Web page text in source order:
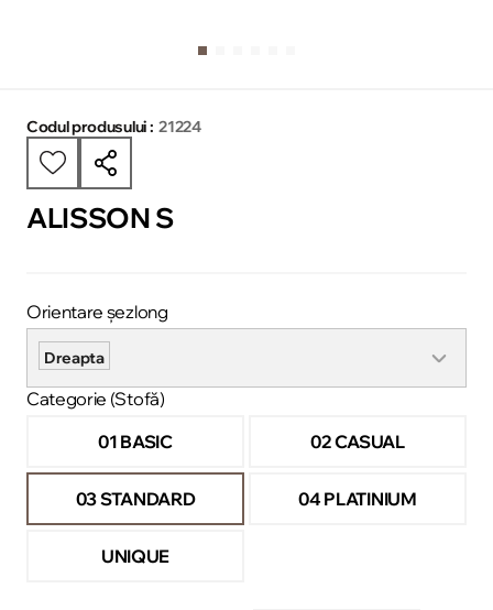
Codul produsului : 21224
ALISSON S
Orientare șezlong
Dreapta
Categorie (Stofă)
01 BASIC
02 CASUAL
03 STANDARD 04 PLATINIUM
UNIQUE